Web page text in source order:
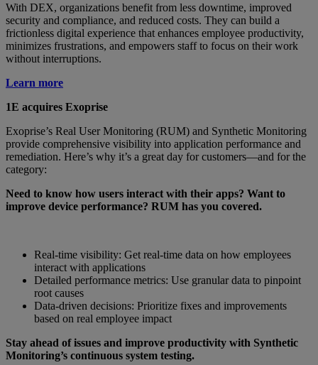
With DEX, organizations benefit from less downtime, improved
security and compliance, and reduced costs. They can build a
frictionless digital experience that enhances employee productivity,
minimizes frustrations, and empowers staff to focus on their work
without interruptions.
Learn more
1E acquires Exoprise
Exoprise’s Real User Monitoring (RUM) and Synthetic Monitoring
provide comprehensive visibility into application performance and
remediation. Here’s why it’s a great day for customers—and for the
category:
Need to know how users interact with their apps? Want to
improve device performance? RUM has you covered.
Real-time visibility: Get real-time data on how employees
interact with applications
Detailed performance metrics: Use granular data to pinpoint
root causes
Data-driven decisions: Prioritize fixes and improvements
based on real employee impact
Stay ahead of issues and improve productivity with Synthetic
Monitoring’s continuous system testing.